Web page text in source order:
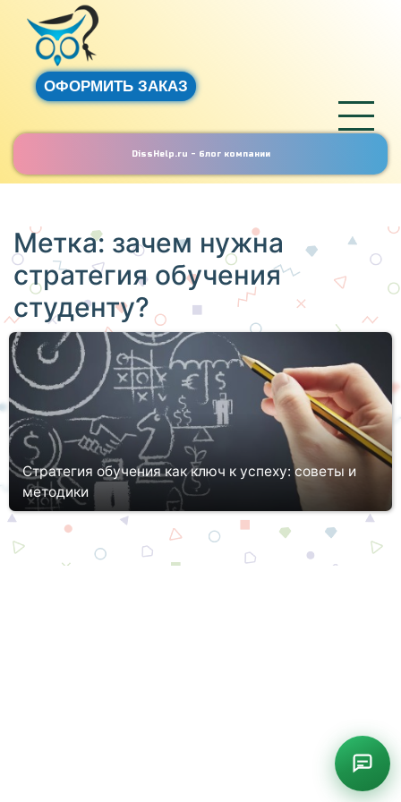
ОФОРМИТЬ ЗАКАЗ
DissHelp.ru - блог компании
Метка: зачем нужна
стратегия обучения
студенту?
Стратегия обучения как ключ к успеху: советы и
методики
Согласитесь, что процесс и эффективность обучения у каждого
студента будет разниться. Одним учеба дается легко, другим –
тяжело. Кто-то с легкостью получает 4 и 5, а другим заработ...